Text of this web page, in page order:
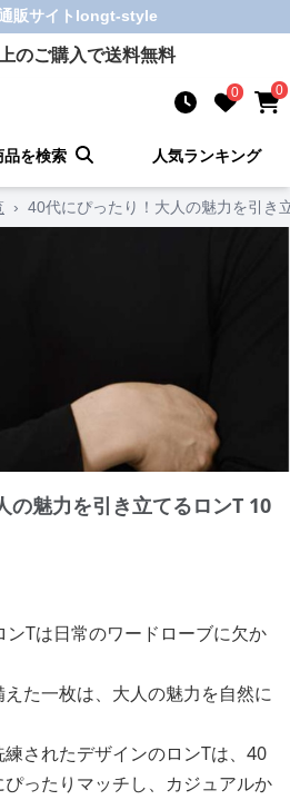
販サイト longt-style
のご購入で送料無料
0 0
品を検索 人気ランキング
› 40代にぴったり！大人の魅力を引き
の魅力を引き立てるロンT 10
Tは日常のワードローブに欠か
た一枚は、大人の魅力を自然に
されたデザインのロンTは、40
ったりマッチし、カジュアルか